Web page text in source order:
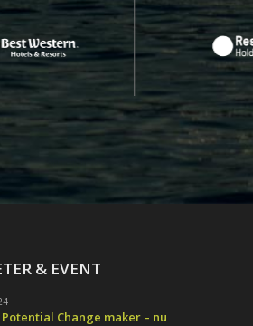
& EVENT
Change maker – nu